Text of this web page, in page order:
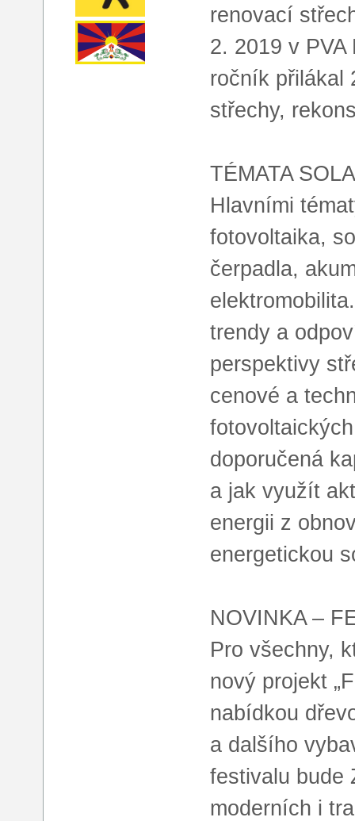
renovací
2. 2019 v PVA
ročník přilákal
střechy,
TÉMATA
Hlavními
fotovoltaika,
čerpadla,
trendy a
perspektivy
cenové a
doporučená
a jak využít
energii z
energetickou
NOVINKA –
Pro všechny,
nový projekt
nabídkou
a dalšího
festivalu bude
moderních i